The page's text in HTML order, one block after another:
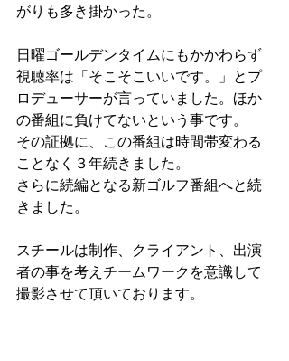
がりも多き掛かった。
日曜ゴールデンタイムにもかかわらず
視聴率は「そこそこいいです。」とプ
ロデューサーが言っていました。ほか
の番組に負けてないという事です。
その証拠に、この番組は時間帯変わる
ことなく３年続きました。
さらに続編となる新ゴルフ番組へと続
きました。
スチールは制作、クライアント、出演
者の事を考えチームワークを意識して
撮影させて頂いております。